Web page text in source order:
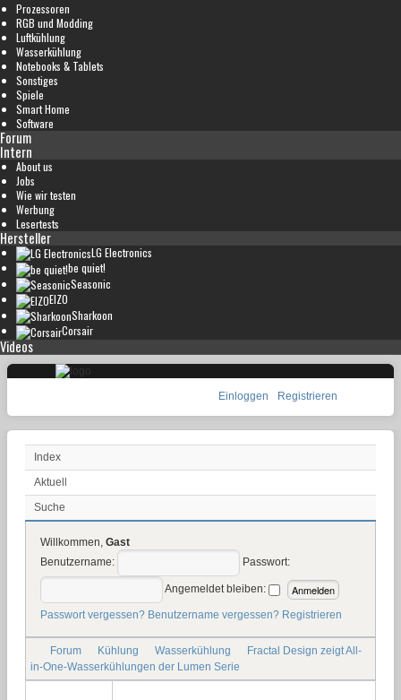
Prozessoren
RGB und Modding
Luftkühlung
Wasserkühlung
Notebooks & Tablets
Sonstiges
Spiele
Smart Home
Software
Forum
Intern
About us
Jobs
Wie wir testen
Werbung
Lesertests
Hersteller
LG Electronics
be quiet!
Seasonic
EIZO
Sharkoon
Corsair
Videos
Einloggen Registrieren
Index
Aktuell
Suche
Willkommen, Gast
Benutzername:
Passwort:
Angemeldet bleiben:
Passwort vergessen? Benutzername vergessen? Registrieren
Forum Kühlung Wasserkühlung
Fractal Design zeigt All-
in-One-Wasserkühlungen der Lumen Serie